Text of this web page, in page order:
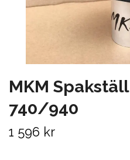
MKM
740/940
1 596 kr